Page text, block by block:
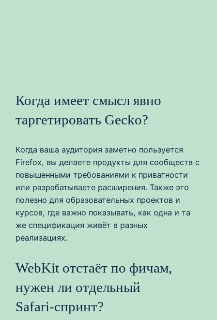
Когда имеет смысл явно
таргетировать Gecko?
Когда ваша аудитория заметно пользуется
Firefox, вы делаете продукты для сообществ с
повышенными требованиями к приватности
или разрабатываете расширения. Также это
полезно для образовательных проектов и
курсов, где важно показывать, как одна и та
же спецификация живёт в разных
реализациях.
WebKit отстаёт по фичам,
нужен ли отдельный
Safari‑спринт?